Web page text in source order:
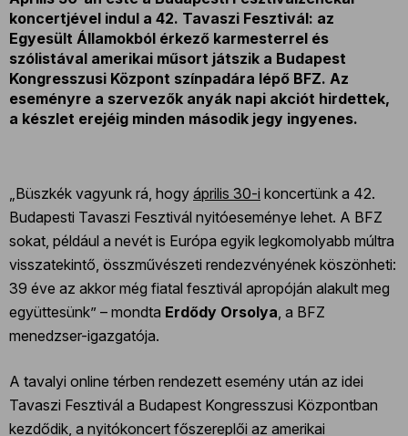
koncertjével indul a 42. Tavaszi Fesztivál: az
Egyesült Államokból érkező karmesterrel és
szólistával amerikai műsort játszik a Budapest
Kongresszusi Központ színpadára lépő BFZ. Az
eseményre a szervezők anyák napi akciót hirdettek,
a készlet erejéig minden második jegy ingyenes.
„Büszkék vagyunk rá, hogy április 30-i koncertünk a 42.
Budapesti Tavaszi Fesztivál nyitóeseménye lehet. A BFZ
sokat, például a nevét is Európa egyik legkomolyabb múltra
visszatekintő, összművészeti rendezvényének köszönheti:
39 éve az akkor még fiatal fesztivál apropóján alakult meg
együttesünk” – mondta Erdődy Orsolya , a BFZ
menedzser-igazgatója.
A tavalyi online térben rendezett esemény után az idei
Tavaszi Fesztivál a Budapest Kongresszusi Központban
kezdődik, a nyitókoncert főszereplői az amerikai